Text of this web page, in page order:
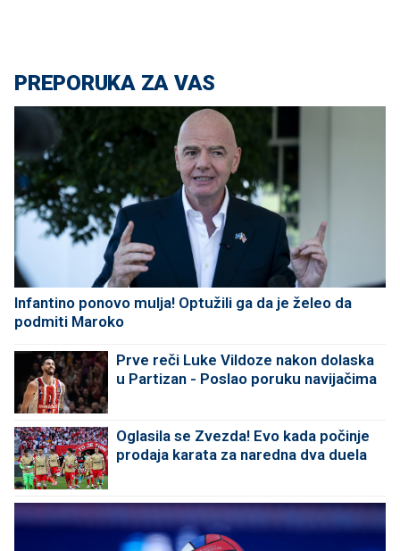
PREPORUKA ZA VAS
Infantino ponovo mulja! Optužili ga da je želeo da
podmiti Maroko
Prve reči Luke Vildoze nakon dolaska
u Partizan - Poslao poruku navijačima
Oglasila se Zvezda! Evo kada počinje
prodaja karata za naredna dva duela